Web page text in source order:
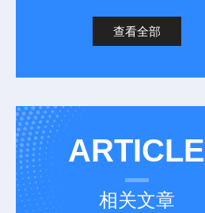
查看全部
ARTICLE
相关文章